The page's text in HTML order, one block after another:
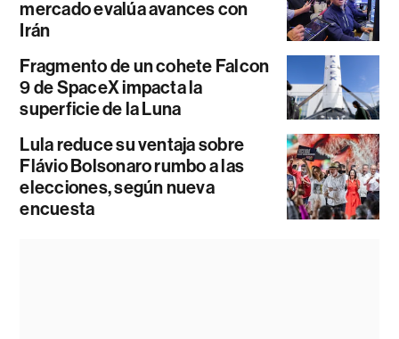
mercado evalúa avances con
Irán
Fragmento de un cohete Falcon
9 de SpaceX impacta la
superficie de la Luna
Lula reduce su ventaja sobre
Flávio Bolsonaro rumbo a las
elecciones, según nueva
encuesta